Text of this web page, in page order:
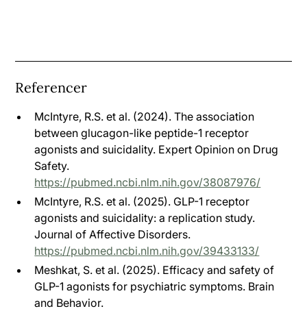
Referencer
McIntyre, R.S. et al. (2024). The association
between glucagon-like peptide-1 receptor
agonists and suicidality. Expert Opinion on Drug
Safety.
https://pubmed.ncbi.nlm.nih.gov/38087976/
McIntyre, R.S. et al. (2025). GLP-1 receptor
agonists and suicidality: a replication study.
Journal of Affective Disorders.
https://pubmed.ncbi.nlm.nih.gov/39433133/
Meshkat, S. et al. (2025). Efficacy and safety of
GLP-1 agonists for psychiatric symptoms. Brain
and Behavior.